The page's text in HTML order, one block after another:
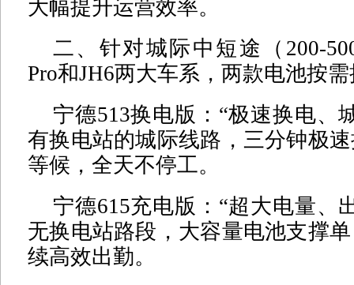
大幅提升运营效率。
二、针对城际中短途（200-
Pro和JH6两大车系，两款电池按
宁德513换电版：“极速换电、
有换电站的城际线路，三分钟极
等候，全天不停工。
宁德615充电版：“超大电量、
无换电站路段，大容量电池支撑
续高效出勤。